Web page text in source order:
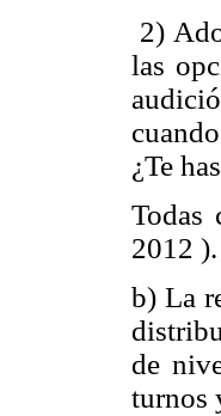
2)
las
¿Te
Todas
2012 ).
b) La
de
turnos